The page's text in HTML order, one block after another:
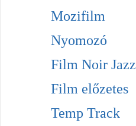
Mozifilm
Nyomozó
Film Noir Jazz
Film előzetes
Temp Track